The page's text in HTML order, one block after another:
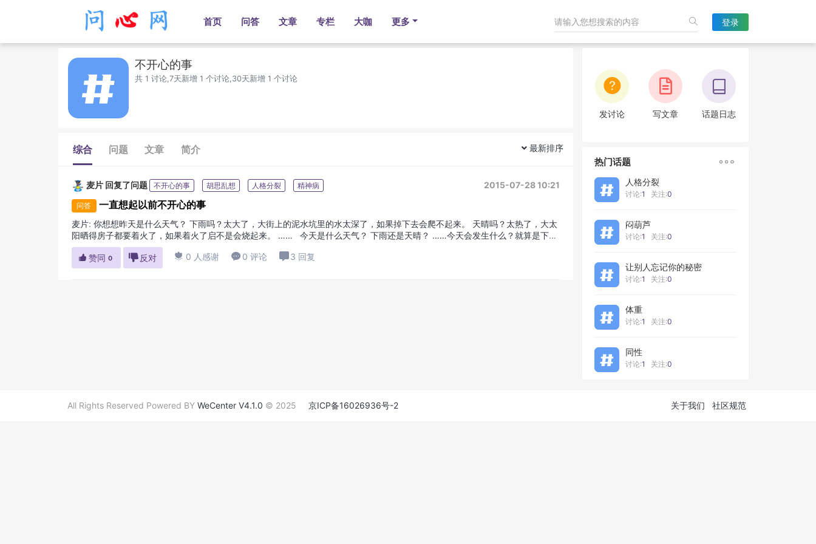
首页 问答 文章 专栏 大咖 更多 登录
不开心的事
共 1 讨论,7天新增 1 个讨论,30天新增 1 个讨论
综合 问题 文章 简介 最新排序
麦片 回复了问题 2015-07-28 10:21
不开心的事 胡思乱想 人格分裂 精神病
问答 一直想起以前不开心的事
麦片: 你想想昨天是什么天气？ 下雨吗？太大了，大街上的泥水坑里的水太深了，如果掉下去会爬不起来。 天晴吗？太热了，大太
阳晒得房子都要着火了，如果着火了启不是会烧起来。 …… 今天是什么天气？ 下雨还是天晴？ ……今天会发生什么？就算是下
雨，今天你淋着的是今天的雨而不是昨天的，就算出太阳，今天的太阳是新...
 赞同 0  反对  0 人感谢  0 评论 3 回复
发讨论 写文章 话题日志
热门话题 
人格分裂
讨论:1 关注:0
闷葫芦
讨论:1 关注:0
让别人忘记你的秘密
讨论:1 关注:0
体重
讨论:1 关注:0
同性
讨论:1 关注:0
All Rights Reserved Powered BY WeCenter V4.1.0 © 2025 京ICP备16026936号-2 关于我们 社区规范